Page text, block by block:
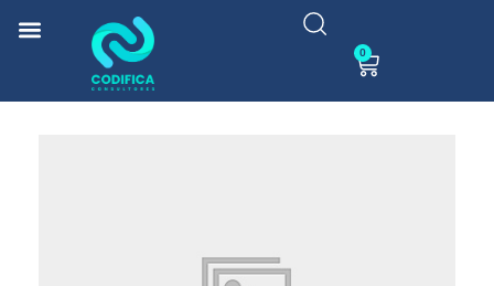
0